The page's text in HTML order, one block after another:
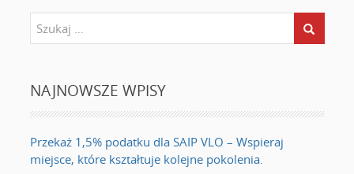
NAJNOWSZE WPISY
Przekaż 1,5% podatku dla SAIP VLO – Wspieraj
miejsce, które kształtuje kolejne pokolenia.